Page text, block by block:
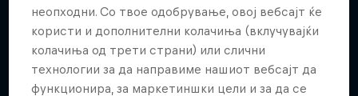
Повеќе слична содржина
неопходни. Со твое одобрување, овој вебсајт ќе
користи и дополнителни колачиња (вклучувајќи
колачиња од трети страни) или слични
технологии за да направиме нашиот вебсајт да
функционира, за маркетиншки цели и за да се